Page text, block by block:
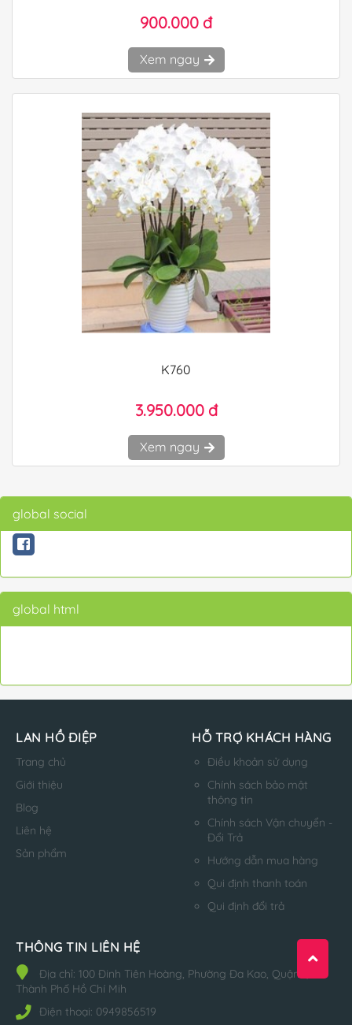
900.000 đ
Xem ngay
K760
3.950.000 đ
Xem ngay
global social
global html
LAN HỒ ĐIỆP
Trang chủ
Giới thiệu
Blog
Liên hệ
Sản phẩm
HỖ TRỢ KHÁCH HÀNG
Điều khoản sử dụng
Chính sách bảo mật
thông tin
Chính sách Vận chuyển -
Đổi Trả
Hướng dẫn mua hàng
Qui định thanh toán
Qui định đổi trả
THÔNG TIN LIÊN HỆ
Địa chỉ: 100 Đinh Tiên Hoàng, Phường Đa Kao, Quận 1,
Thành Phố Hồ Chí Mih
Điện thoại: 0949856519